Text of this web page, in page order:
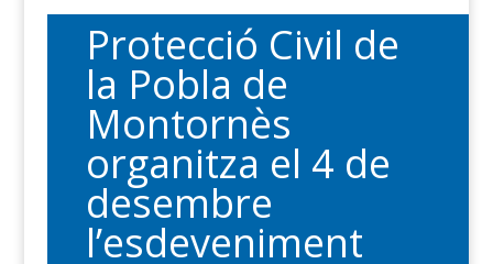
Protecció Civil de
la Pobla de
Montornès
organitza el 4 de
desembre
l’esdeveniment